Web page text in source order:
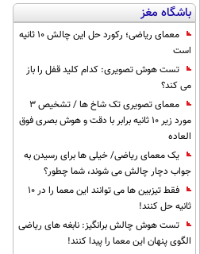
باشگاه مغز
معمای ریاضی؛ رکورد حل این چالش 10 ثانیه
است
تست هوش تصویری: کدام کلید قفل را باز
می کند؟
معمای تصویری تک شاخ ها / تشخیص 3
مورد زیر 10 ثانیه برابر با دقت و هوش بصری فوق
العاده
یک معمای ریاضی/ خیلی ها برای رسیدن به
جواب دچار چالش می شوند، شما چطور؟
فقط تیزبین ها می توانند این معما را در 10
ثانیه حل کنند!
تست هوش چالش برانگیز: نابغه های ریاضی
الگوی پنهان این معما را پیدا کنند!